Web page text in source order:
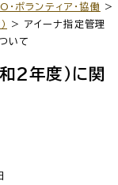
・ボランティア・協働
>
> アイーナ指定管理
いて
2年度）に関